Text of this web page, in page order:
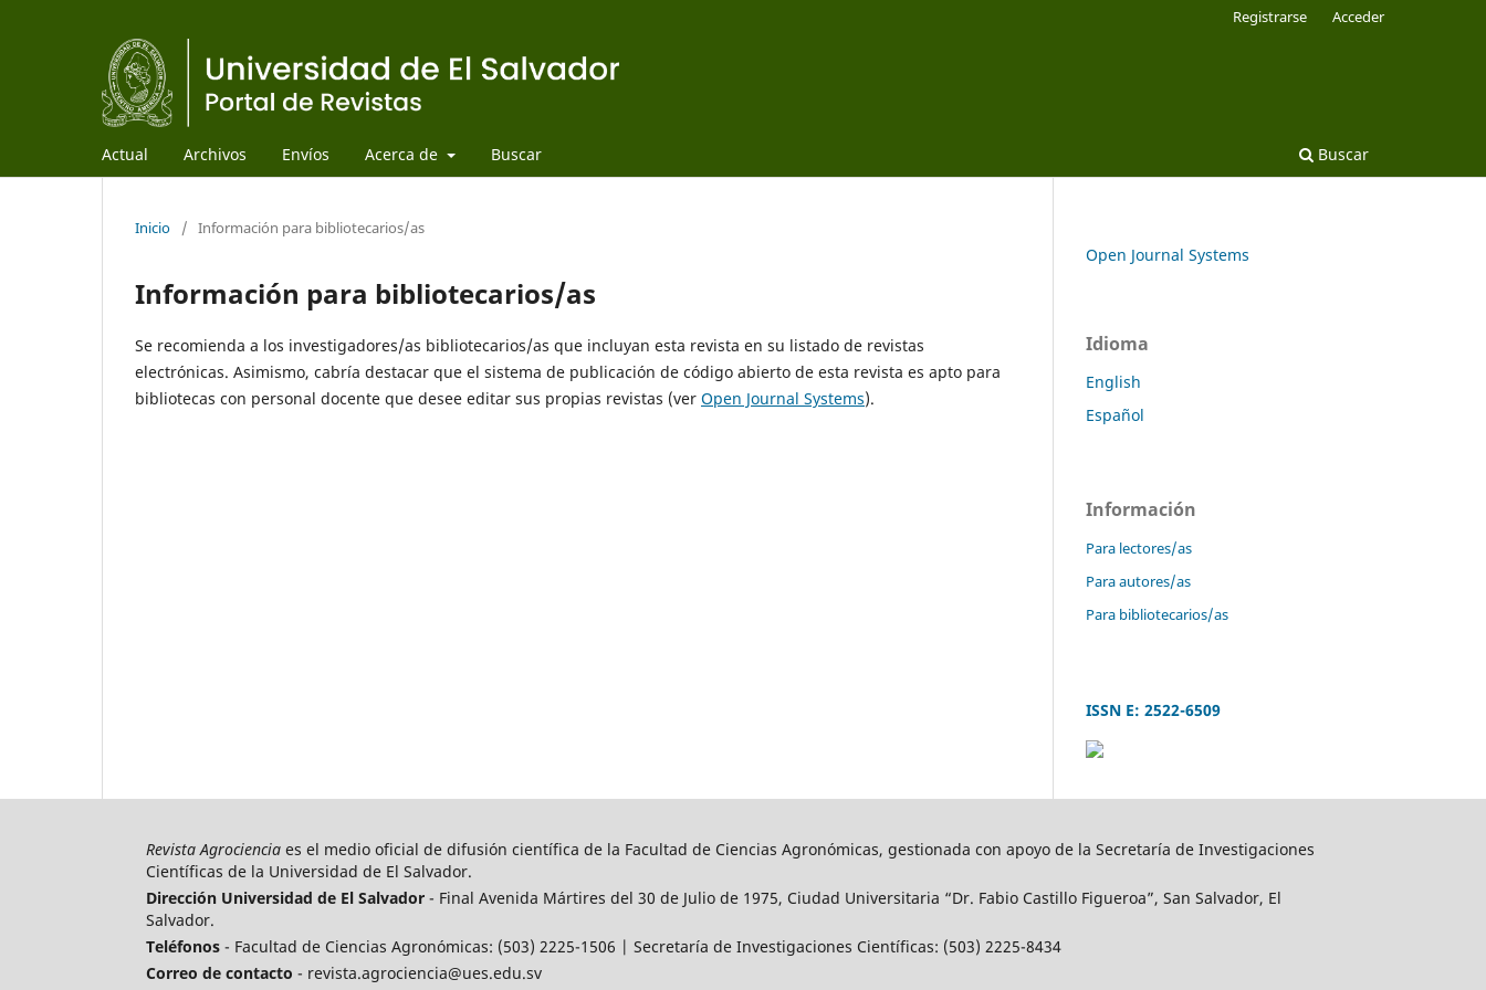
Actual Archivos Envíos Acerca de Buscar Buscar
Registrarse Acceder
Inicio / Información para bibliotecarios/as
Información para bibliotecarios/as
Se recomienda a los investigadores/as bibliotecarios/as que incluyan esta revista en su listado de revistas
electrónicas. Asimismo, cabría destacar que el sistema de publicación de código abierto de esta revista es apto para
bibliotecas con personal docente que desee editar sus propias revistas (ver Open Journal Systems).
Open Journal Systems
Idioma
English
Español
Información
Para lectores/as
Para autores/as
Para bibliotecarios/as
ISSN E: 2522-6509
Revista Agrociencia es el medio oficial de difusión científica de la Facultad de Ciencias Agronómicas, gestionada con apoyo de la Secretaría de Investigaciones
Científicas de la Universidad de El Salvador.
Dirección Universidad de El Salvador - Final Avenida Mártires del 30 de Julio de 1975, Ciudad Universitaria “Dr. Fabio Castillo Figueroa”, San Salvador, El
Salvador.
Teléfonos - Facultad de Ciencias Agronómicas: (503) 2225-1506 | Secretaría de Investigaciones Científicas: (503) 2225-8434
Correo de contacto - revista.agrociencia@ues.edu.sv